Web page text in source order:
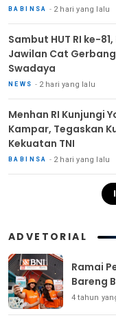
BABINSA 2 hari yang lalu
Sambut HUT RI ke-
Jawilan Cat
Swadaya
NEWS 2 hari yang lalu
Menhan RI Kunjungi
Kampar, Tegaskan
Kekuatan TNI
BABINSA 2 hari yang lalu
ADVETORIAL
Ramai
Bareng
4 tahun